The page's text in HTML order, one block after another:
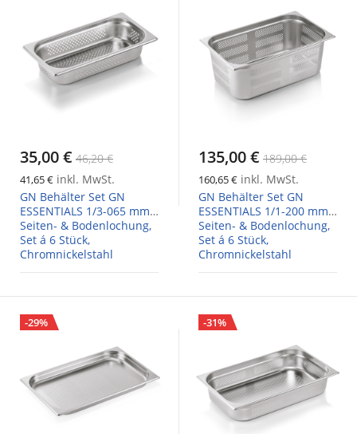
35,00 € 46,20 €
41,65 € inkl. MwSt.
GN Behälter Set GN
ESSENTIALS 1/3-065 mm,
Seiten- & Bodenlochung,
Set á 6 Stück,
Chromnickelstahl
135,00 € 189,00 €
160,65 € inkl. MwSt.
GN Behälter Set GN
ESSENTIALS 1/1-200 mm,
Seiten- & Bodenlochung,
Set á 6 Stück,
Chromnickelstahl
-29% -31%